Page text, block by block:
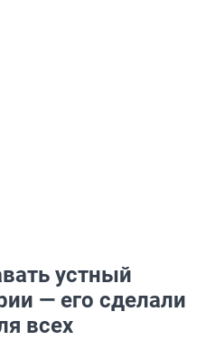
устный
— его сделали
всех